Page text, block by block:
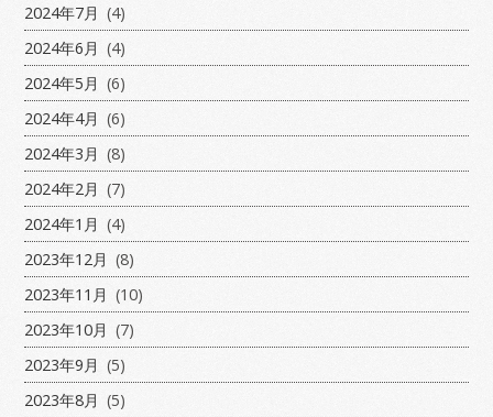
2024年7月 (4)
2024年6月 (4)
2024年5月 (6)
2024年4月 (6)
2024年3月 (8)
2024年2月 (7)
2024年1月 (4)
2023年12月 (8)
2023年11月 (10)
2023年10月 (7)
2023年9月 (5)
2023年8月 (5)